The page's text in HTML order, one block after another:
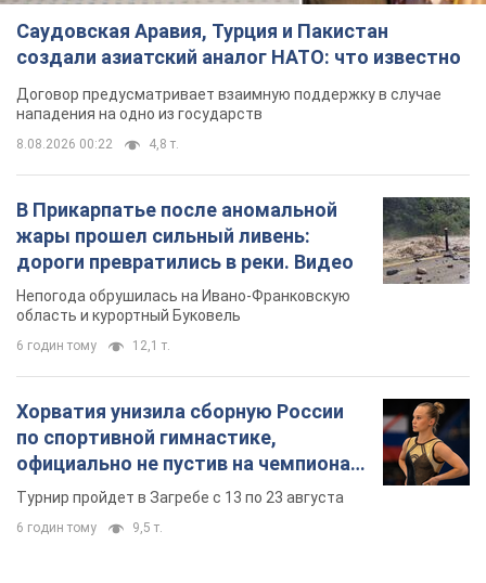
Саудовская Аравия, Турция и Пакистан
создали азиатский аналог НАТО: что известно
Договор предусматривает взаимную поддержку в случае
нападения на одно из государств
8.08.2026 00:22 4,8 т.
В Прикарпатье после аномальной
жары прошел сильный ливень:
дороги превратились в реки. Видео
Непогода обрушилась на Ивано-Франковскую
область и курортный Буковель
6 годин тому 12,1 т.
Хорватия унизила сборную России
по спортивной гимнастике,
официально не пустив на чемпионат
Европы основных спортсменов
Турнир пройдет в Загребе с 13 по 23 августа
6 годин тому 9,5 т.